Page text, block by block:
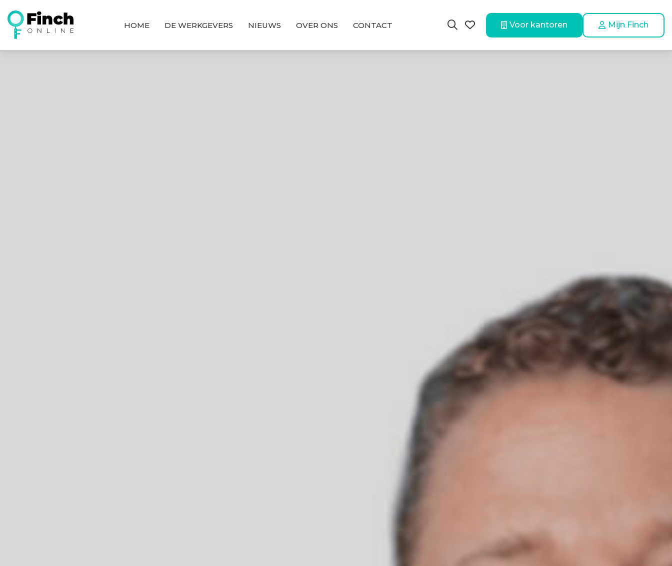
HOME DE WERKGEVERS NIEUWS OVER ONS CONTACT Voor kantoren Mijn Finch